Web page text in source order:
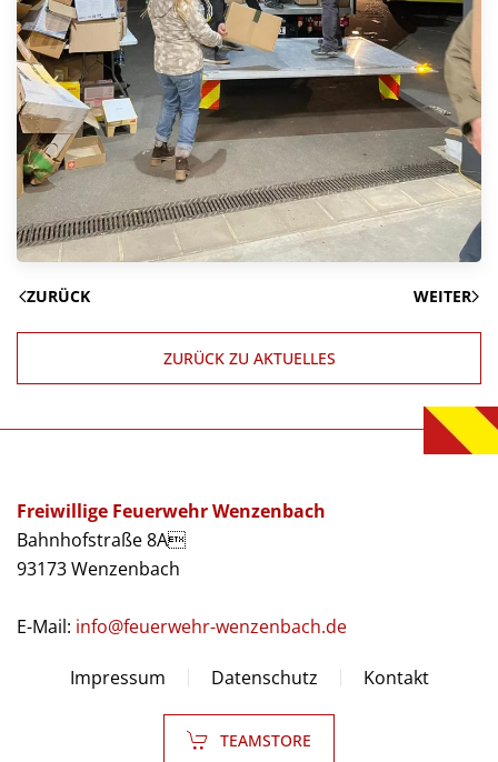
ZURÜCK WEITER
ZURÜCK ZU AKTUELLES
Freiwillige Feuerwehr Wenzenbach
Bahnhofstraße 8A
93173 Wenzenbach
E-Mail: info@feuerwehr-wenzenbach.de
Impressum Datenschutz Kontakt
TEAMSTORE